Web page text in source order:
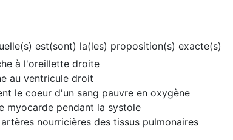
est(sont) la(les) proposition(s) exacte(s)
à l'oreillette droite
au ventricule droit
le coeur d'un sang pauvre en oxygène
myocarde pendant la systole
nourricières des tissus pulmonaires